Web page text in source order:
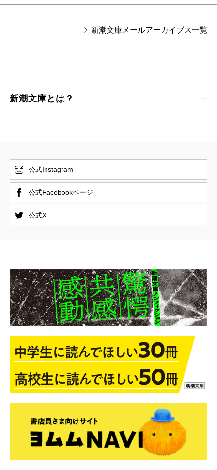
新潮文庫メールアーカイブス一覧
新潮文庫とは？
公式Instagram
公式Facebookページ
公式X